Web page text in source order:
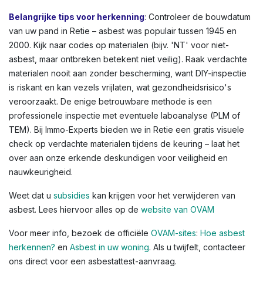
rijwoningen of appartementen. Kleuren variëren: lichtgrijs
tot donkergrijs, witachtig, of groenachtig bij
vloerbedekkingen. Voor een volledig overzicht,
raadpleeg de OVAM-infographic die asbestlocaties in een
typische woning illustreert.
Belangrijke tips voor herkenning
: Controleer de bouwdatum
van uw pand in Retie – asbest was populair tussen 1945 en
2000. Kijk naar codes op materialen (bijv. 'NT' voor niet-
asbest, maar ontbreken betekent niet veilig). Raak verdachte
materialen nooit aan zonder bescherming, want DIY-inspectie
is riskant en kan vezels vrijlaten, wat gezondheidsrisico's
veroorzaakt. De enige betrouwbare methode is een
professionele inspectie met eventuele laboanalyse (PLM of
check op verdachte materialen tijdens de keuring – laat het
over aan onze erkende deskundigen voor veiligheid en
nauwkeurigheid.